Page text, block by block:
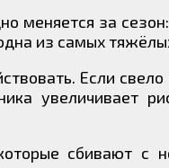
за
из самых
Если
увеличивает
сбивают